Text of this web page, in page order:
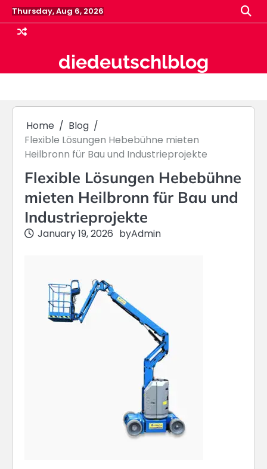
Skip
to
content
Thursday, Aug 6, 2026
diedeutschlblog
Home
Blog
Flexible Lösungen Hebebühne mieten
Heilbronn für Bau und Industrieprojekte
Flexible Lösungen Hebebühne
mieten Heilbronn für Bau und
Industrieprojekte
January 19, 2026 byAdmin